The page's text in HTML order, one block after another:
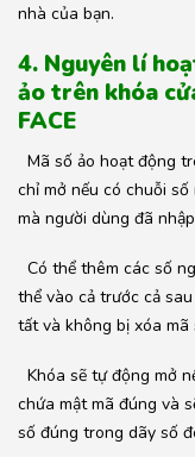
nhà của bạn.
4. Nguyên lí
ảo trên khóa
FACE
Mã số ảo hoạt động
chỉ mở nếu có chuỗi
mà người dùng đã
Có thể thêm các số
thể vào cả trước cả
tất và không bị xóa mã
Khóa sẽ tự động mở
chứa mật mã đúng và
số đúng trong dãy số